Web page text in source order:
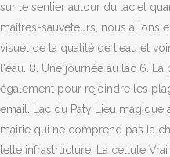
sur le sentier autour du lac,et
maîtres-sauveteurs, nous allons
visuel de la qualité de l'eau et
l'eau. 8. Une journée au lac 6.
également pour rejoindre les
email. Lac du Paty Lieu
mairie qui ne comprend pas la
telle infrastructure. La cellule